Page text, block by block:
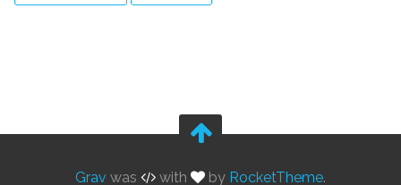
Grav was with by RocketTheme.